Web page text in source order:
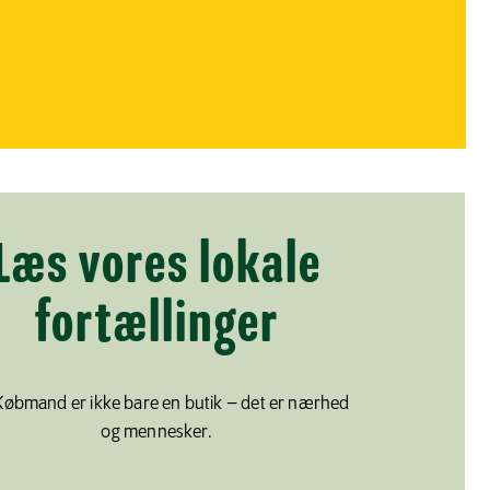
vores lokale
fortællinger
er ikke bare en butik – det er nærhed
og mennesker.